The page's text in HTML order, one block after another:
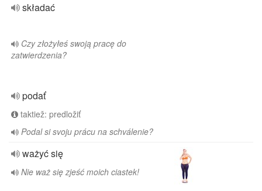
składać
Czy złożyłeś swoją pracę do
zatwierdzenia?
podať
taktiež: predložiť
Podal si svoju prácu na schválenie?
ważyć się
Nie waż się zjeść moich ciastek!